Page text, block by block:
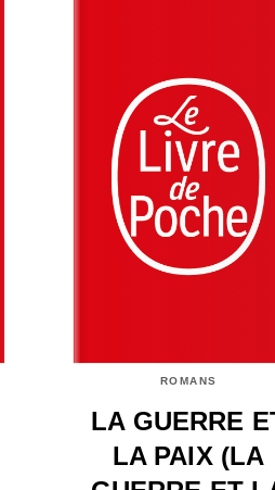
ROMANS
LA GUERRE
LA PAIX (LA